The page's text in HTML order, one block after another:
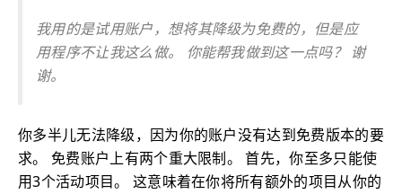
我用的是试用账户，想将其降级为免费的，但是应
用程序不让我这么做。 你能帮我做到这一点吗？ 谢
谢。
你多半儿无法降级，因为你的账户没有达到免费版本的要
求。 免费账户上有两个重大限制。 首先，你至多只能使
用3个活动项目。 这意味着在你将所有额外的项目从你的